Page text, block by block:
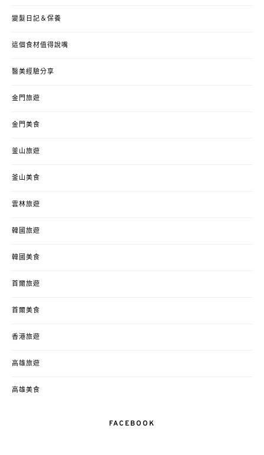
變髮日記＆保養
這個食材值得說嘴
醫美經驗分享
金門旅遊
金門美食
釜山旅遊
釜山美食
雲林旅遊
韓國旅遊
韓國美食
首爾旅遊
首爾美食
香港旅遊
高雄旅遊
高雄美食
FACEBOOK